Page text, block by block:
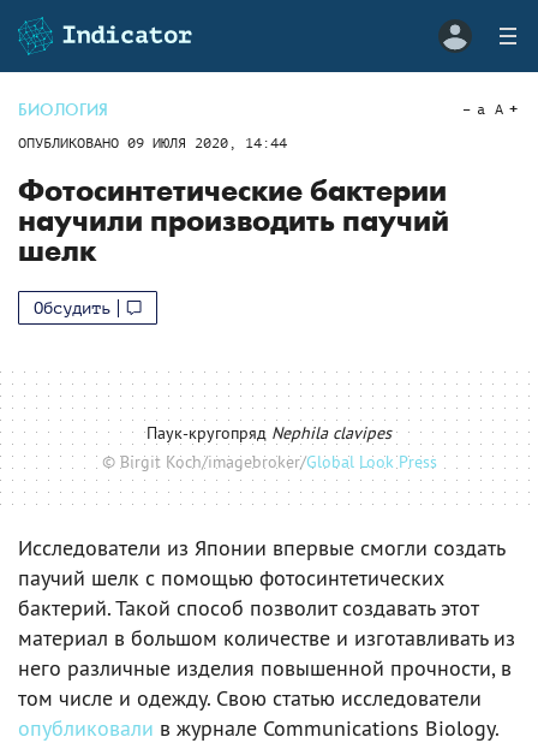
БИОЛОГИЯ
ОПУБЛИКОВАНО 09 ИЮЛЯ 2020, 14:44
a A
Фотосинтетические бактерии
научили производить паучий
шелк
Обсудить
Паук-кругопряд Nephila clavipes
© Birgit Koch/imagebroker/Global Look Press
Исследователи из Японии впервые смогли создать
паучий шелк с помощью фотосинтетических
бактерий. Такой способ позволит создавать этот
материал в большом количестве и изготавливать из
него различные изделия повышенной прочности, в
том числе и одежду. Свою статью исследователи
опубликовали в журнале Communications Biology.